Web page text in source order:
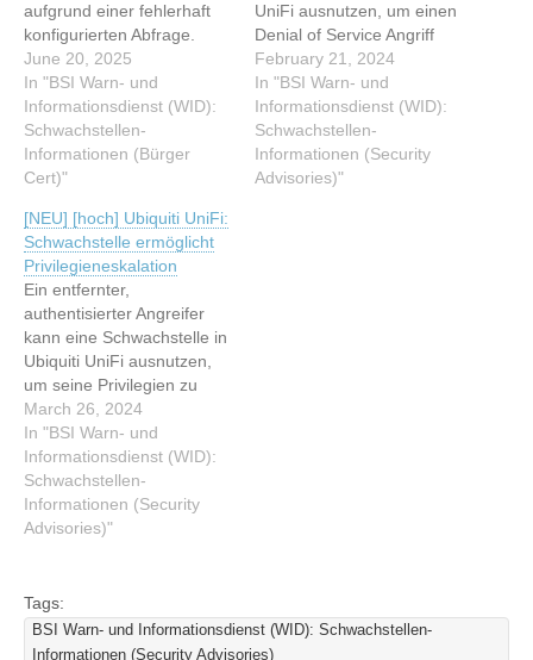
aufgrund einer fehlerhaft
konfigurierten Abfrage.
Dadurch, können sich
fremde Geräte allein mit
ihrer Gerätekennung
(MAC-Adresse) per
RADIUS anmelden. Ein
Angreifer kann das
Sicherheitsmechanismen
zu umgehen. Dieser Artikel
wurde indexiert von BSI
Warn- und
Informationsdienst (WID):
Schwachstellen-
Informationen (Bürger
Cert)…
June 20, 2025
In "BSI Warn- und
Informationsdienst (WID):
Schwachstellen-
Informationen (Bürger
Cert)"
UniFi ausnutzen, um einen
Denial of Service Angriff
durchzuführen. Dieser
Artikel wurde indexiert von
BSI Warn- und
Informationsdienst (WID):
Schwachstellen-
Informationen (Security
February 21, 2024
In "BSI Warn- und
Informationsdienst (WID):
Schwachstellen-
Informationen (Security
Advisories)"
[NEU] [hoch] Ubiquiti UniFi:
Schwachstelle ermöglicht
Privilegieneskalation
Ein entfernter,
authentisierter Angreifer
kann eine Schwachstelle in
Ubiquiti UniFi ausnutzen,
um seine Privilegien zu
erhöhen. Dieser Artikel
wurde indexiert von BSI
Warn- und
Informationsdienst (WID):
Schwachstellen-
Informationen (Security
[hoch] Ubiquiti UniFi:
Schwachstelle ermöglicht
Privilegieneskalation
March 26, 2024
In "BSI Warn- und
Informationsdienst (WID):
Schwachstellen-
Informationen (Security
Advisories)"
Tags:
BSI Warn- und Informationsdienst (WID): Schwachstellen-
Informationen (Security Advisories)